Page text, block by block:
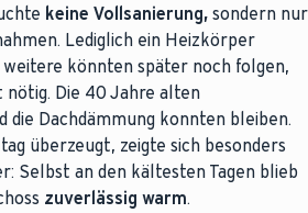
keine Vollsanierung, sondern nur
Lediglich ein Heizkörper
könnten später noch folgen,
Die 40 Jahre alten
die Dachdämmung konnten bleiben.
überzeugt, zeigte sich besonders
Selbst an den kältesten Tagen blieb
zuverlässig warm.